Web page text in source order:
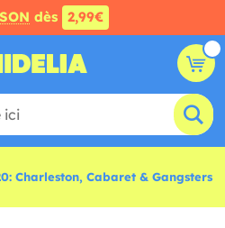
dès 2,99€
Charleston, Cabaret & Gangsters